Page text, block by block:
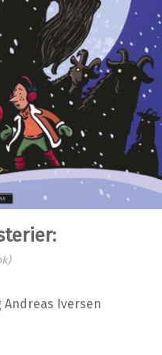
Andreas Iversen